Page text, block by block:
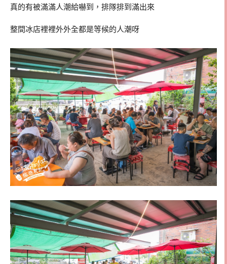
真的有被滿滿人潮給嚇到，排隊排到滿出來
整間冰店裡裡外外全都是等候的人潮呀